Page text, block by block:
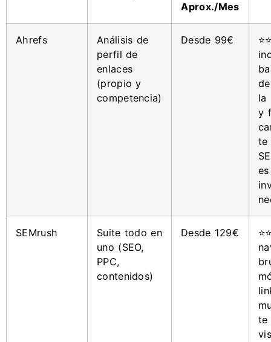
Aprox./Mes
Ahrefs
Análisis de
perfil de
enlaces
(propio y
competencia)
Desde 99€
la
y
te
SEMrush
Suite todo en
uno (SEO,
PPC,
contenidos)
Desde 129€
te